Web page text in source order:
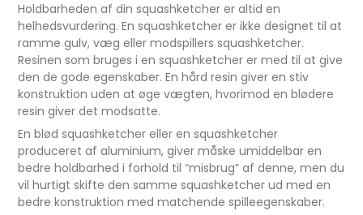
Holdbarheden af din squashketcher er altid en
helhedsvurdering. En squashketcher er ikke designet til at
ramme gulv, væg eller modspillers squashketcher.
Resinen som bruges i en squashketcher er med til at give
den de gode egenskaber. En hård resin giver en stiv
konstruktion uden at øge vægten, hvorimod en blødere
resin giver det modsatte.
En blød squashketcher eller en squashketcher
produceret af aluminium, giver måske umiddelbar en
bedre holdbarhed i forhold til “misbrug” af denne, men du
vil hurtigt skifte den samme squashketcher ud med en
bedre konstruktion med matchende spilleegenskaber.